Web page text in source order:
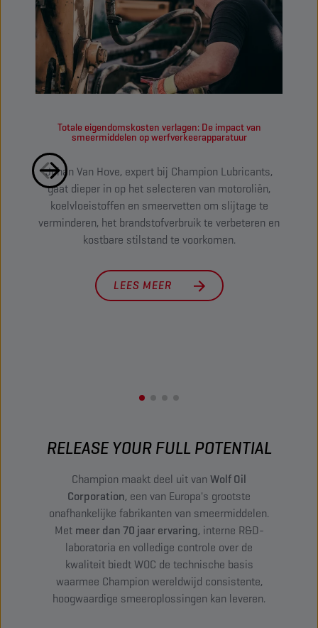
Totale eigendomskosten verlagen: De impact van
smeermiddelen op werfverkeerapparatuur
Johan Van Hove, expert bij Champion Lubricants,
gaat dieper in op het selecteren van motoroliën,
koelvloeistoffen en smeervetten om slijtage te
verminderen, het brandstofverbruik te verbeteren en
kostbare stilstand te voorkomen.
LEES MEER
RELEASE YOUR FULL POTENTIAL
Champion maakt deel uit van Wolf Oil
Corporation, een van Europa's grootste
onafhankelijke fabrikanten van smeermiddelen.
Met meer dan 70 jaar ervaring, interne R&D-
laboratoria en volledige controle over de
kwaliteit biedt WOC de technische basis
waarmee Champion wereldwijd consistente,
hoogwaardige smeeroplossingen kan leveren.